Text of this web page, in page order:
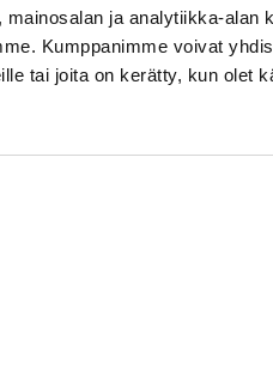
ja analytiikka-alan
Kumppanimme voivat
tai joita on kerätty, kun olet